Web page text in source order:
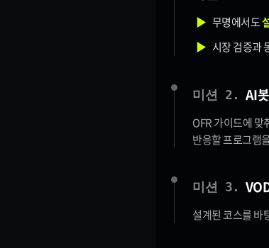
▶ 무명에서도
▶ 시장 검증과
미션 2. AI
OFR 가이드에 맞
반응할 프로그램
미션 3.
설계된 코스를 바